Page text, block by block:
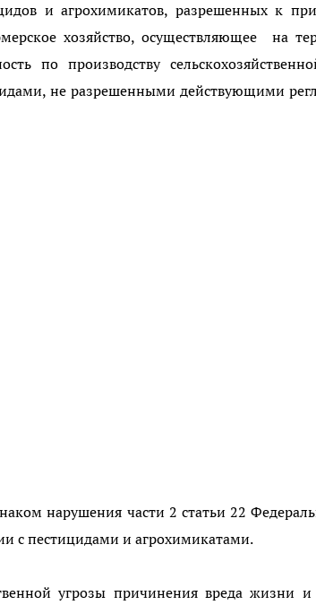
и агрохимикатов, разрешенных к
хозяйство, осуществляющее на
по производству
не разрешенными действующими
нарушения части 2 статьи 22
с пестицидами и агрохимикатами.
угрозы причинения вреда жизни